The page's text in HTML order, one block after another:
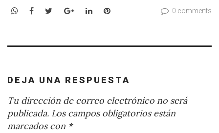
WhatsApp
Facebook
TwitterGoogle+LinkedInPinterest 0 comments
DEJA UNA RESPUESTA
Tu dirección de correo electrónico no será
publicada. Los campos obligatorios están
marcados con *